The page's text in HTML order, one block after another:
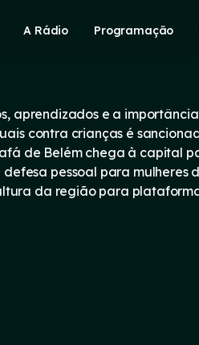
A Rádio Programação
aprendizados e a
contra crianças é
de Belém chega à capital
pessoal para mulheres
da região para